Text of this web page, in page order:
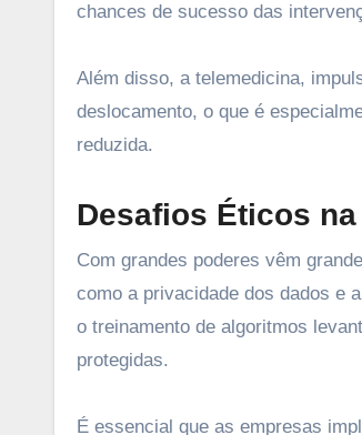
chances de sucesso das
Além disso, a telemedicina,
deslocamento, o que é
reduzida.
Desafios Éticos
Com grandes poderes vêm
como a privacidade dos dados e
o treinamento de algoritmos
protegidas.
É essencial que as empresas